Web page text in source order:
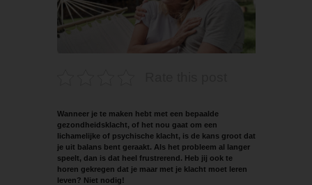
Wanneer je te maken hebt met een bepaalde
gezondheidsklacht, of het nou gaat om een
lichamelijke of psychische klacht, is de kans groot dat
je uit balans bent geraakt. Als het probleem al langer
speelt, dan is dat heel frustrerend. Heb jij ook te
horen gekregen dat je maar met je klacht moet leren
leven? Niet nodig!